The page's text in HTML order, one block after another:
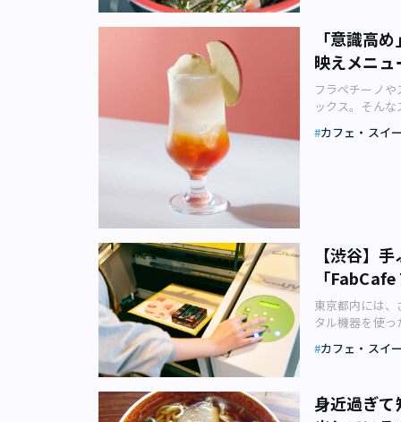
き、ドーサか
たドーサをチ
ませんが、ち
ーというか深
で食べてもお
法があります。
井公園内に店
以外の軽食メ
ある料理に引
たたずまいの
ことをおすす
事に密はない。
やしだと感じ
め、デートで
ラーメンはもち
銀座「むぎと
SIXの裏通りに
た外観やスタ
くれ、女性で
力の「蛤SOBA
浜急行線の北
（品川区北品
に現在の場所
ープが特徴で
冷やし担々麺
くなるお店で
ンター席だけで
覚悟もして日
てはJR新橋駅
ディ派」は、
ツのムースの
「イエローポル
忍ばせたベル
「ポストキャ
「ハローキテ
が楽しい「り
その他、「マ
テン」、「コ
ルソース」や
ンネフェルトの
ね。 ミールも
を！ ホテルビ
性を刺激され
も人気のビュッ
ンス！ 秋空の
りに開催され
Market
ーデンほか「
日本橋・京橋
ヒーピクニッ
れます。会場は
振る舞われま
ス） 3年目を
GOOD
ー生豆を普段
みや豆売りのほ
焙煎所で焙煎し
カップ＋4杯分
め、徳川家康
能山東照宮、
店などがある
者も買い付け
介類を存分に味
ととすけあげ
製法で揚げ、
が生で食べら
表する魚介類
されるのは、駿
て希少な生物
時期がおすす
「桜えび」秋
ち切る場合あり
「意識高
映えメニ
フラペチーノ
ックス。そん
ともあります
内に300以上の
た利用客とセ
メージを吹き
します。陰で
みませんか？
紹介するのは、
「ティバーナ
のバニラアイ
おしゃれです。
カフェ・スイ
【渋谷】
「
東京都内には
タル機器を使
「FabCafe
て、不動産ラ
をそろえるには
カフェ・スイ
身近過ぎ